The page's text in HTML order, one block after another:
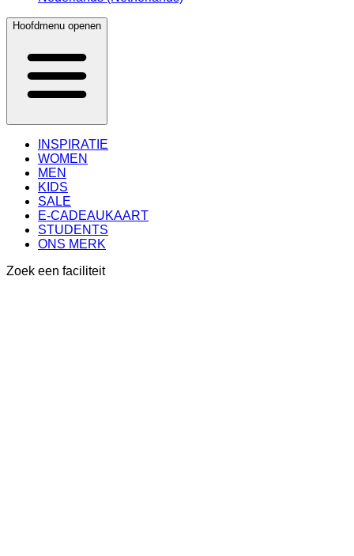
Hoofdmenu openen
INSPIRATIE
WOMEN
MEN
KIDS
SALE
E-CADEAUKAART
STUDENTS
ONS MERK
Zoek een faciliteit